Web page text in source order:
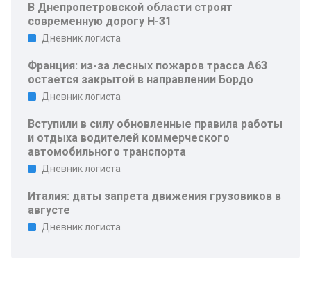
В Днепропетровской области строят
современную дорогу Н-31
Дневник логиста
Франция: из-за лесных пожаров трасса A63
остается закрытой в направлении Бордо
Дневник логиста
Вступили в силу обновленные правила работы
и отдыха водителей коммерческого
автомобильного транспорта
Дневник логиста
Италия: даты запрета движения грузовиков в
августе
Дневник логиста